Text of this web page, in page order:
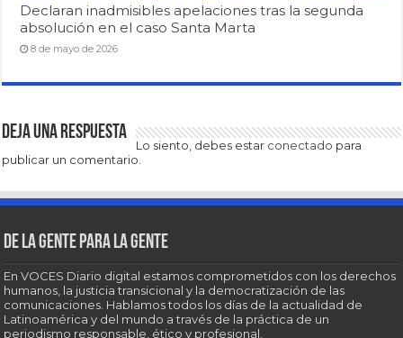
Declaran inadmisibles apelaciones tras la segunda
absolución en el caso Santa Marta
8 de mayo de 2026
Deja una respuesta
Lo siento, debes estar conectado para
publicar un comentario.
De la gente para la gente
En VOCES Diario digital estamos comprometidos con los derechos
humanos, la justicia transicional y la democratización de las
comunicaciones. Hablamos todos los días de la actualidad de
Latinoamérica y del mundo a través de la práctica de un
periodismo responsable, ético y profesional.